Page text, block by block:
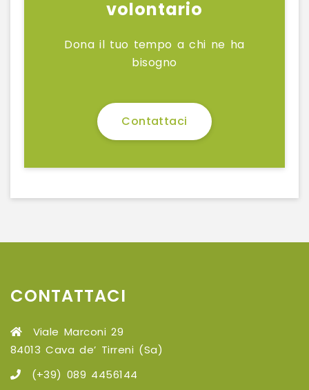
volontario
Dona il tuo tempo a chi ne ha
bisogno
Contattaci
CONTATTACI
Viale Marconi 29
84013 Cava de’ Tirreni (Sa)
(+39) 089 4456144